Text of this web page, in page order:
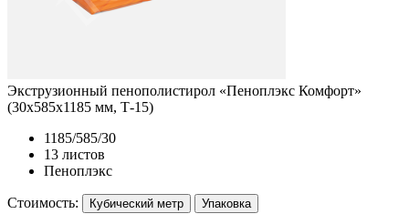
Экструзионный пенополистирол «Пеноплэкс Комфорт»
(30х585х1185 мм, Т-15)
1185/585/30
13 листов
Пеноплэкс
Стоимость: Кубический метр Упаковка